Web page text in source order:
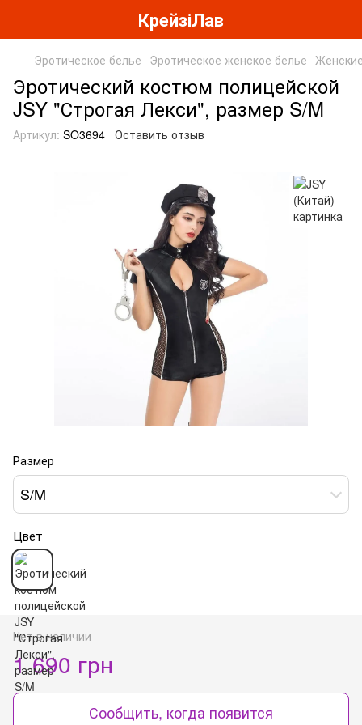
КрейзіЛав
Эротическое белье Эротическое женское белье
Эротический костюм полицейской
JSY "Строгая Лекси", размер S/M
Артикул: SO3694 Оставить отзыв
Размер
S/M
Цвет
Нет в наличии
1 690 грн
Сообщить, когда появится